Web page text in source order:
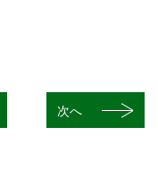
次へ